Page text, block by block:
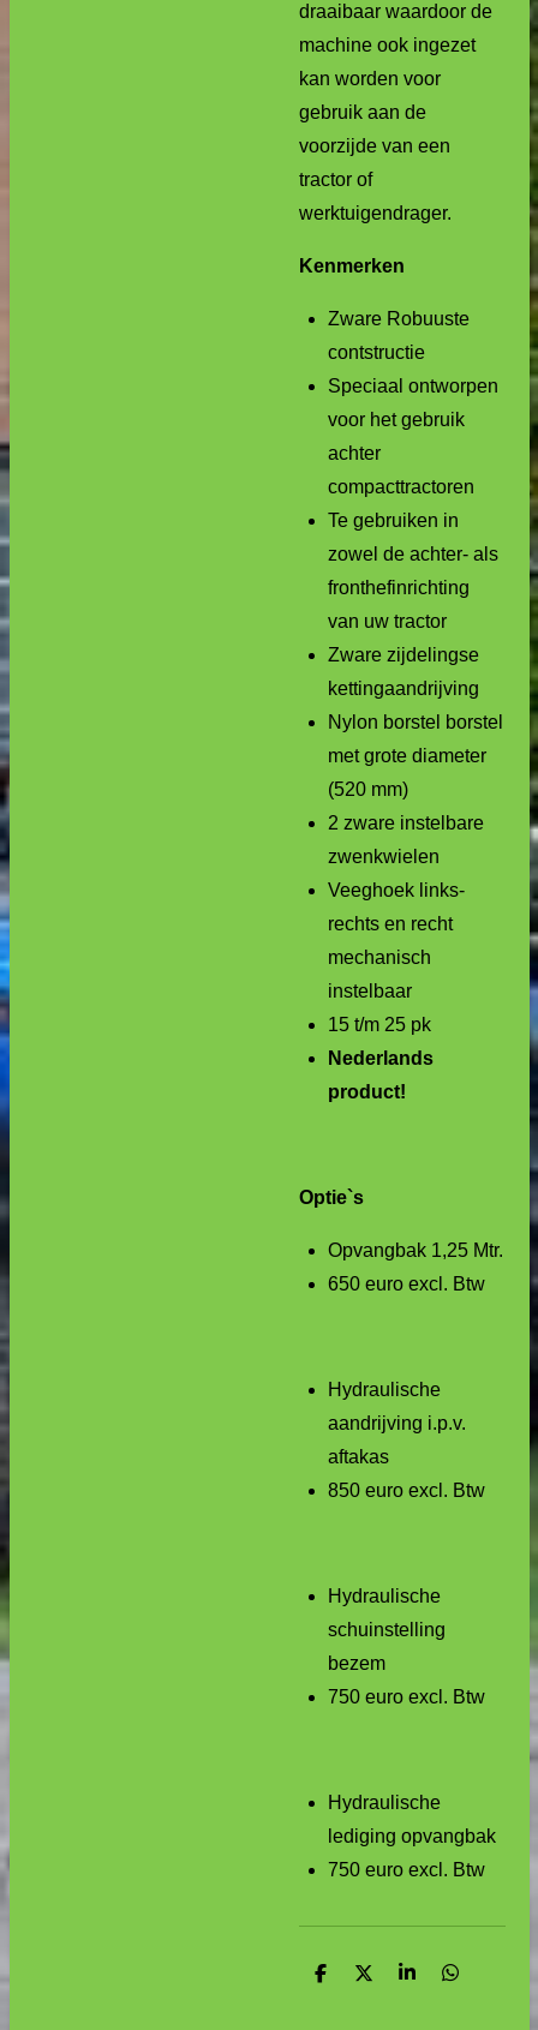
draaibaar waardoor de
machine ook ingezet
kan worden voor
gebruik aan de
voorzijde van een
tractor of
werktuigendrager.
Kenmerken
Zware Robuuste
contstructie
Speciaal ontworpen
voor het gebruik
achter
compacttractoren
Te gebruiken in
zowel de achter- als
fronthefinrichting
van uw tractor
Zware zijdelingse
kettingaandrijving
Nylon borstel borstel
met grote diameter
(520 mm)
2 zware instelbare
zwenkwielen
Veeghoek links-
rechts en recht
mechanisch
instelbaar
15 t/m 25 pk
Nederlands
product!
Optie`s
Opvangbak 1,25 Mtr.
650 euro excl. Btw
Hydraulische
aandrijving i.p.v.
aftakas
850 euro excl. Btw
Hydraulische
schuinstelling
bezem
750 euro excl. Btw
Hydraulische
lediging opvangbak
750 euro excl. Btw
D
D
S
D